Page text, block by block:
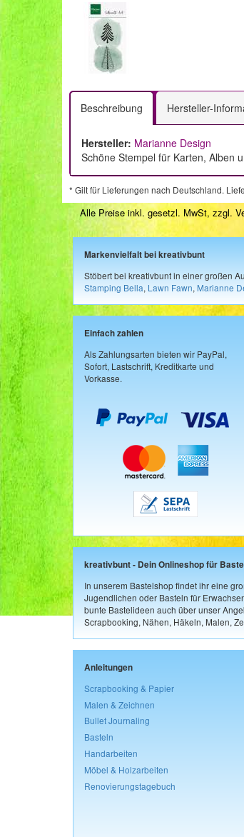
Beschreibung Hersteller-
Hersteller: Marianne Design
Schöne Stempel für Karten, Alben
* Gilt für Lieferungen nach Deutschland.
Alle Preise inkl. gesetzl. MwSt, zzgl.
Markenvielfalt bei kreativbunt
Stöbert bei kreativbunt in einer großen
Stamping Bella, Lawn Fawn, Marianne
Einfach zahlen
Als Zahlungsarten bieten wir PayPal,
Sofort, Lastschrift, Kreditkarte und
Vorkasse.
kreativbunt - Dein Onlineshop für
In unserem Bastelshop findet ihr eine
Jugendlichen oder Basteln für
bunte Bastelideen auch über unser
Scrapbooking, Nähen, Häkeln, Malen,
Anleitungen
Scrapbooking & Papier
Malen & Zeichnen
Bullet Journaling
Basteln
Handarbeiten
Möbel & Holzarbeiten
Renovierungstagebuch